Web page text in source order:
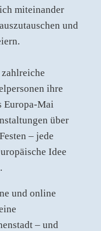
miteinander
und
ihre
Europa-Mai
über
– jede
Idee
und online
– und